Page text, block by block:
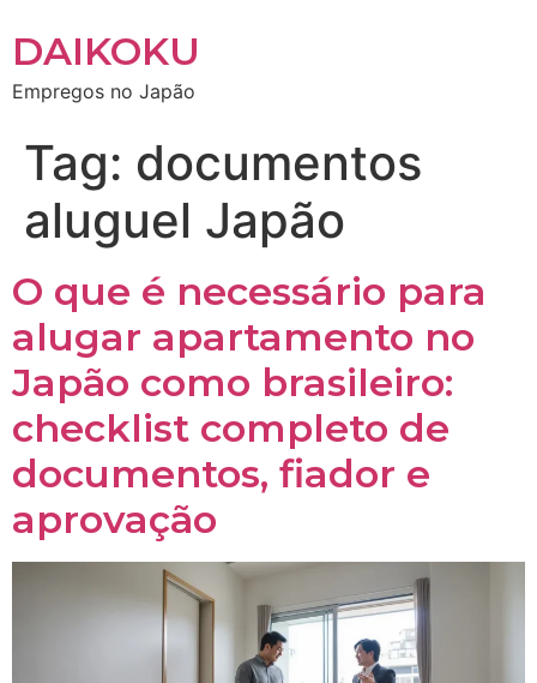
DAIKOKU
Empregos no Japão
Tag: documentos
aluguel Japão
O que é necessário para
alugar apartamento no
Japão como brasileiro:
checklist completo de
documentos, fiador e
aprovação